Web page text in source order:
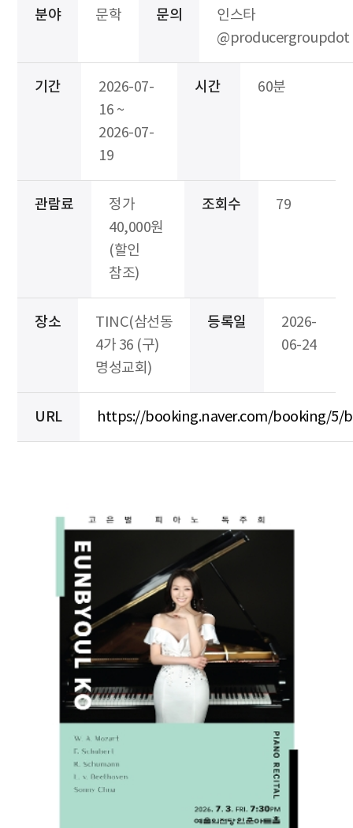
분야 문학 문의
인스타
@producergroupdot
기간
2026-07-
16 ~
2026-07-
19
시간 60분
관람료
정가
40,000원
(할인
참조)
조회수 79
장소
TINC(삼선동
4가 36 (구)
명성교회)
등록일
2026-
06-24
URL https://booking.naver.com/booking/5/